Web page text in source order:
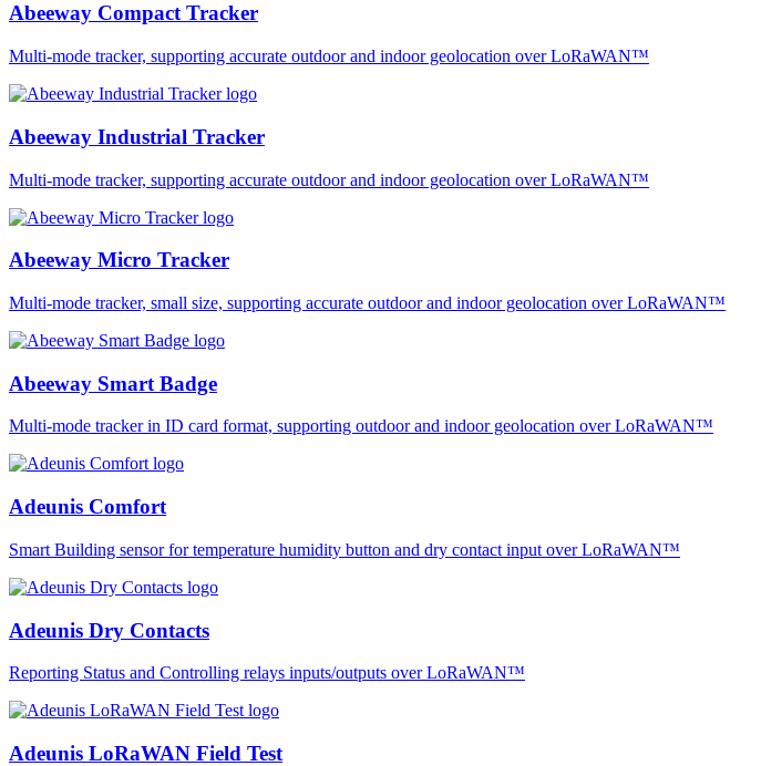
Abeeway Compact Tracker
Multi-mode tracker, supporting accurate outdoor and indoor geolocation over LoRaWAN™
Abeeway Industrial Tracker
Multi-mode tracker, supporting accurate outdoor and indoor geolocation over LoRaWAN™
Abeeway Micro Tracker
Multi-mode tracker, small size, supporting accurate outdoor and indoor geolocation over LoRaWAN™
Abeeway Smart Badge
Multi-mode tracker in ID card format, supporting outdoor and indoor geolocation over LoRaWAN™
Adeunis Comfort
Smart Building sensor for temperature humidity button and dry contact input over LoRaWAN™
Adeunis Dry Contacts
Reporting Status and Controlling relays inputs/outputs over LoRaWAN™
Adeunis LoRaWAN Field Test